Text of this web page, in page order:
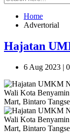
Home
Advertorial
Hajatan
6 Aug 2023 |
Wali Kota
Mart, Bintaro
Wali Kota
Mart, Bintaro